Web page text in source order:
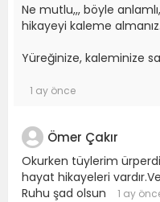
Ne mutlu,,, böyle
hikayeyi kaleme almanız.
Yüreğinize, kaleminize
1 ay önce
Ömer Çakır
Okurken tüylerim
hayat hikayeleri
Ruhu şad olsun
1 ay